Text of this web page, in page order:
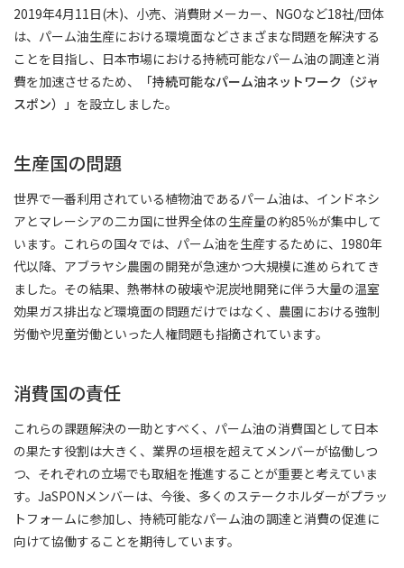
2019年4月11日(木)、小売、消費財メーカー、NGOなど18社/団体
は、パーム油生産における環境面などさまざまな問題を解決する
ことを目指し、日本市場における持続可能なパーム油の調達と消
費を加速させるため、
「持続可能なパーム油ネットワーク（ジャ
スポン）」 を設立しました。
生産国の問題
世界で一番利用されている植物油であるパーム油は、インドネシ
アとマレーシアの二カ国に世界全体の生産量の約85％が集中して
います。これらの国々では、パーム油を生産するために、1980年
代以降、アブラヤシ農園の開発が急速かつ大規模に進められてき
ました。その結果、熱帯林の破壊や泥炭地開発に伴う大量の温室
効果ガス排出など環境面の問題だけではなく、農園における強制
労働や児童労働といった人権問題も指摘されています。
消費国の責任
これらの課題解決の一助とすべく、パーム油の消費国として日本
の果たす役割は大きく、業界の垣根を超えてメンバーが協働しつ
つ、それぞれの立場でも取組を推進することが重要と考えていま
す。JaSPONメンバーは、今後、多くのステークホルダーがプラッ
トフォームに参加し、持続可能なパーム油の調達と消費の促進に
向けて協働することを期待しています。